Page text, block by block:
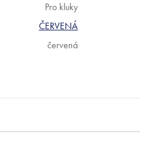
Pro kluky
ČERVENÁ
červená